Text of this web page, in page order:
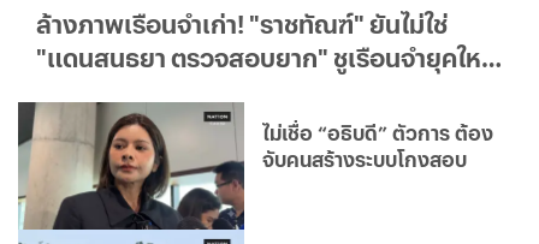
ล้างภาพเรือนจำเก่า! "ราชทัณฑ์" ยันไม่ใช่
"แดนสนธยา ตรวจสอบยาก" ชูเรือนจำยุคใหม่
ไม่เชื่อ “อธิบดี” ตัวการ ต้อง
จับคนสร้างระบบโกงสอบ